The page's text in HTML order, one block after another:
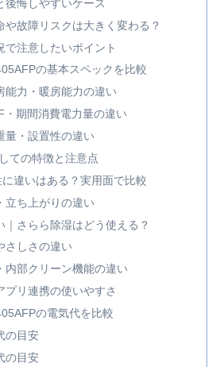
後悔しやすいケース
や故障リスクは大きく変わる？
で注意したいポイント
の基本スペックを比較
能力・暖房能力の違い
・期間消費電力量の違い
量・設置性の違い
ての特徴と注意点
違いはある？実用面で比較
立ち上がりの違い
｜さらら除湿はどう使える？
さしさの違い
内部クリーン機能の違い
プリ連携の使いやすさ
の電気代を比較
の目安
の目安